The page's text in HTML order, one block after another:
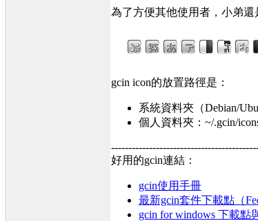
為了方便其他使用者，小弟
gcin icon的放置路徑是：
系統資料夾（Debian/
個人資料夾：~/.gcin/
好用的gcin連結：
gcin使用手冊
最新gcin套件下載點（
gcin for windows 下載點